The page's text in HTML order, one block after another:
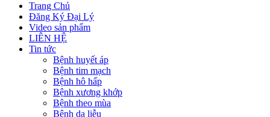
Trang Chủ
Đăng Ký Đại Lý
Video sản phẩm
LIÊN HỆ
Tin tức
Bệnh huyết áp
Bệnh tim mạch
Bệnh hô hấp
Bệnh xương khớp
Bệnh theo mùa
Bệnh da liễu